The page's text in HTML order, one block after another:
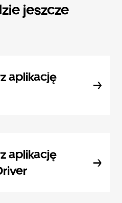
jeszcze
aplikację
aplikację